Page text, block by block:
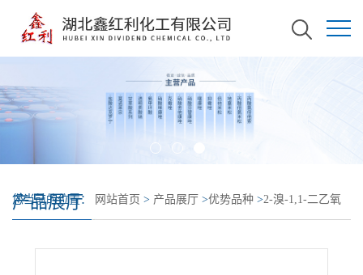
产品展厅
您当前的位置： 网站首页 > 产品展厅 >优势品种 >2-溴-1,1-二乙氧